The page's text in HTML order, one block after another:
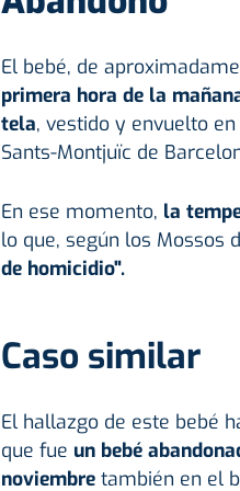
El bebé, de
primera hora de la
tela, vestido y envuelto
Sants-Montjuïc de
En ese momento, la
lo que, según los Mossos
de homicidio".
Caso similar
El hallazgo de este bebé
que fue un bebé
noviembretambién en el